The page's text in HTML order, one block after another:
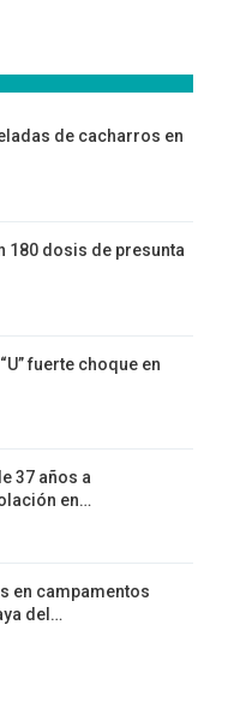
de cacharros en
180 dosis de presunta
fuerte choque en
37 años a
en…
en campamentos
del…